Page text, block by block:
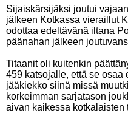
Sijaiskärsijäksi joutui
jälkeen Kotkassa vieraillut
odottaa edeltävänä iltana
päänahan jälkeen
Titaanit oli kuitenkin
459 katsojalle, että se
jääkiekko siinä missä
korkeimman sarjatason
aivan kaikessa kotkalaisten